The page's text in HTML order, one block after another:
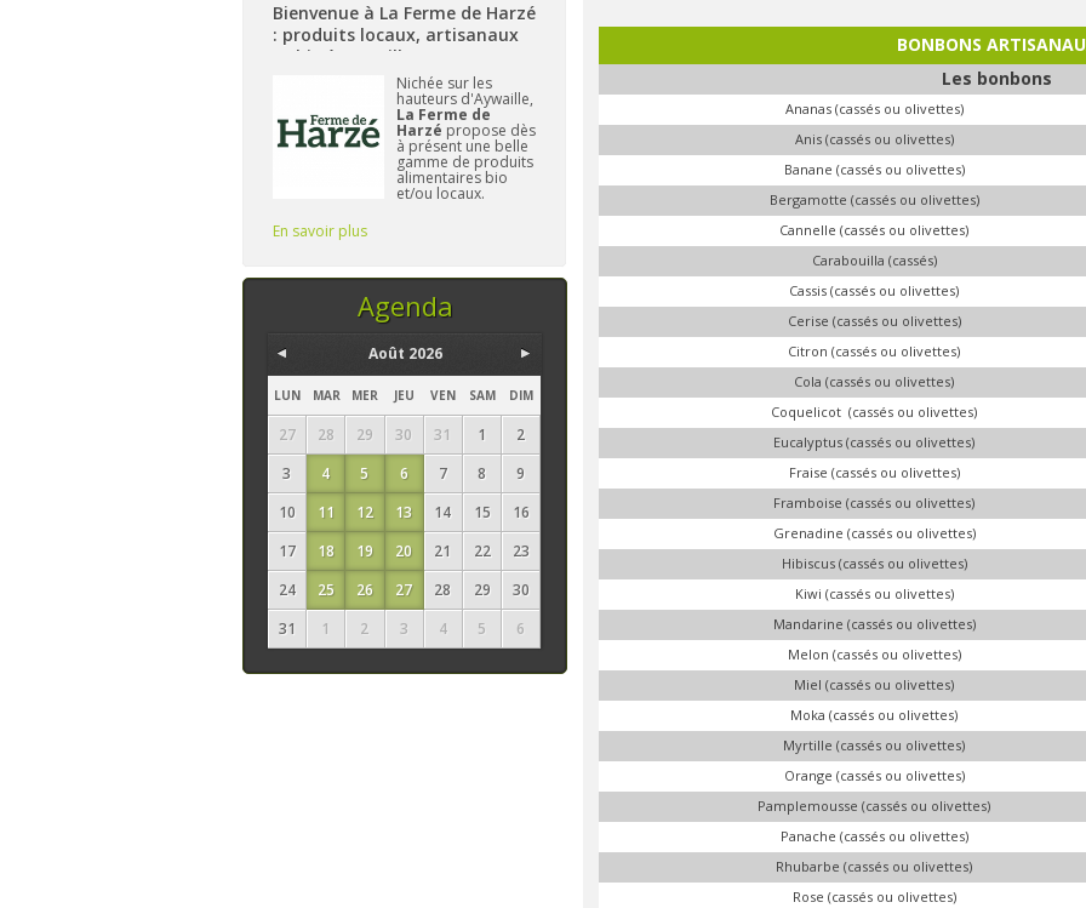
Bienvenue à La Ferme de Harzé
: produits locaux, artisanaux
et bio à Aywaille
Nichée sur les
hauteurs d'Aywaille,
La Ferme de
Harzé propose dès
à présent une belle
gamme de produits
alimentaires bio
et/ou locaux.
En savoir plus
confiserie, produits artisanaux
Bonbonnière, un
sympathique
confiseries
artisanales en tout
genre (bonbons,
biscuits, macarons,
cuberdons,...). Au fil
de ses rencontres,
assortiment
mesures : epicerie
ecoresponsable à Nandrin
Située sur la route
du Condroz, près
Nandrin,
pois, deux
mesures
épicerie
écoresponsable qui
propose des
produits
d'alimentation,
d'hygiène et
d'entretien.
Conscientes de
l'impact n&ea
En savoir plus
Agenda
Août 2026
LUN MAR MER JEU VEN SAM DIM
27 28 29 30 31 1
2
3
4 5 6 7 8
9
10
11 12 13 14 15
16
17
18 19 20 21 22
23
24
25 26 27 28 29
30
31
1 2 3 4 5 6
BONBONS
Les bonbons
Ananas (cassés ou olivettes)
Anis (cassés ou olivettes)
Banane (cassés ou olivettes)
Bergamotte (cassés ou olivettes)
Cannelle (cassés ou olivettes)
Carabouilla (cassés)
Cassis (cassés ou olivettes)
Cerise (cassés ou olivettes)
Citron (cassés ou olivettes)
Cola (cassés ou olivettes)
Coquelicot (cassés ou olivettes)
Eucalyptus (cassés ou olivettes)
Fraise (cassés ou olivettes)
Framboise (cassés ou olivettes)
Grenadine (cassés ou olivettes)
Hibiscus (cassés ou olivettes)
Kiwi (cassés ou olivettes)
Mandarine (cassés ou olivettes)
Melon (cassés ou olivettes)
Miel (cassés ou olivettes)
Moka (cassés ou olivettes)
Myrtille (cassés ou olivettes)
Orange (cassés ou olivettes)
Pamplemousse (cassés ou olivettes)
Panache (cassés ou olivettes)
Rhubarbe (cassés ou olivettes)
Rose (cassés ou olivettes)